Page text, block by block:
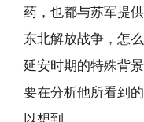
药，也都与苏军提
东北解放战争，怎
延安时期的特殊背
要在分析他所看到
以想到。